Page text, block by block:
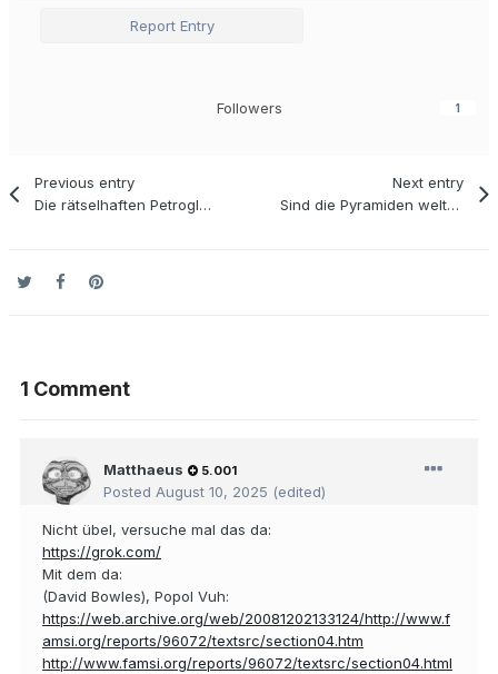
Report Entry
Followers 1
Previous entry
Die rätselhaften Petroglyphen der Taínos.....
Next entry
Sind die Pyramiden weltweit…
1 Comment
Matthaeus 5.001
Posted August 10, 2025 (edited)
Nicht übel, versuche mal das da:
https://grok.com/
Mit dem da:
(David Bowles), Popol Vuh:
https://web.archive.org/web/20081202133124/http://www.f
amsi.org/reports/96072/textsrc/section04.htm
http://www.famsi.org/reports/96072/textsrc/section04.html